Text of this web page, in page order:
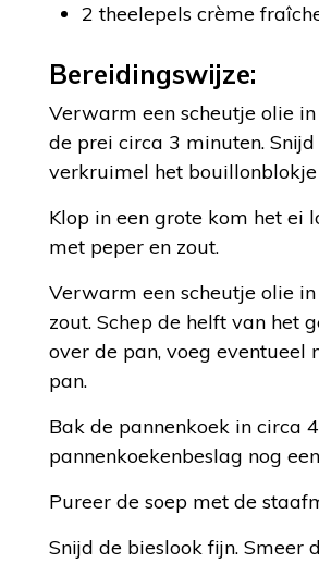
2 theelepels crème
Bereidingswijze:
Verwarm een scheutje olie
de prei circa 3 minuten.
verkruimel het
Klop in een grote kom het ei
met peper en zout.
Verwarm een scheutje olie
zout. Schep de helft van het
over de pan, voeg eventueel
pan.
Bak de pannenkoek in circa
pannenkoekenbeslag nog
Pureer de soep met de
Snijd de bieslook fijn. Smeer